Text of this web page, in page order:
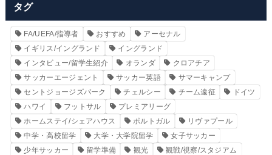
タグ
FA/UEFA/指導者 おすすめ
アーセナル
イギリス/イングランド
イングランド
インタビュー/留学生紹介
オランダ
クロアチア
サッカーエージェント
サッカー英語
サマーキャンプ
セントジョージズパーク
チェルシー チーム遠征
ドイツ
ハワイ
フットサル
プレミアリーグ
ホームステイ/シェアハウス
ポルトガル
リヴァプール
中学・高校留学
大学・大学院留学
女子サッカー
少年サッカー
留学準備 観光
観戦/視察/スタジアム